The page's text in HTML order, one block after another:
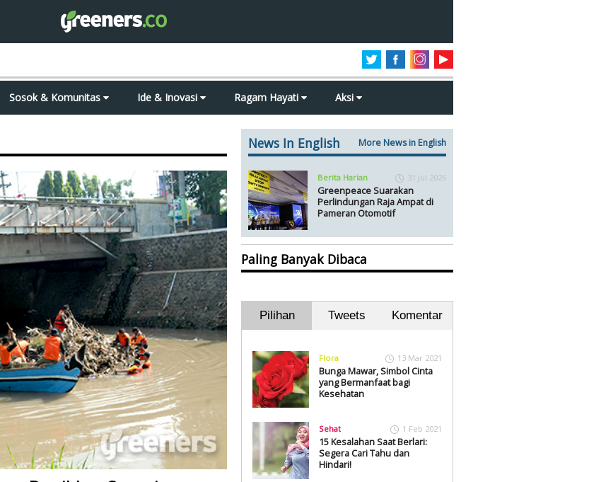
Sosok & Komunitas Ide & Inovasi Ragam Hayati Aksi
News In English More News in English
Berita Harian 31 Jul 2026
Greenpeace Suarakan
Perlindungan Raja Ampat di
Pameran Otomotif
Paling Banyak Dibaca
Pilihan Tweets Komentar
Flora 13 Mar 2021
Bunga Mawar, Simbol Cinta
yang Bermanfaat bagi
Kesehatan
Sehat 1 Feb 2021
15 Kesalahan Saat Berlari:
Segera Cari Tahu dan
Hindari!